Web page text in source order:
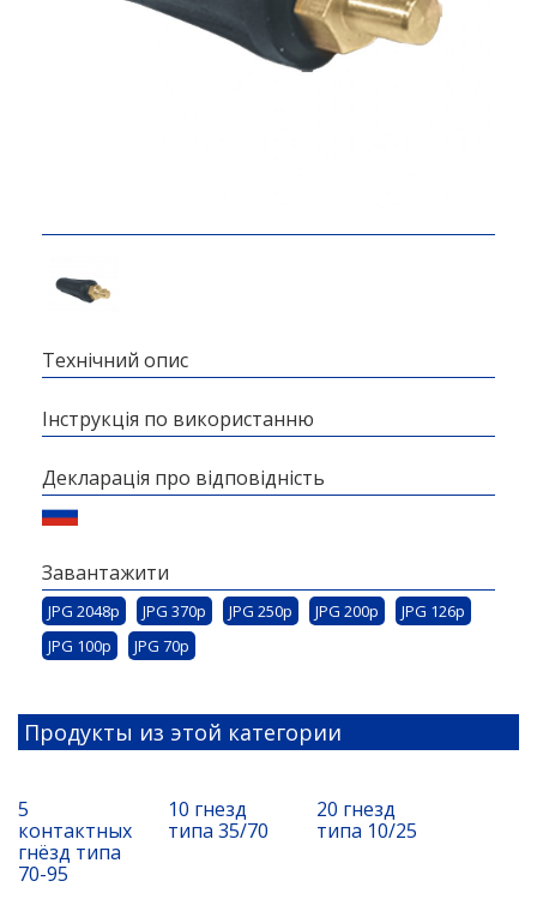
Технічний опис
Інструкція по використанню
Декларація про відповідність
Завантажити
JPG 2048p JPG 370p JPG 250p JPG 200p
JPG 126p
JPG 100p
JPG 70p
Продукты из этой категории
5
контактных
гнёзд типа
70-95
10 гнезд
типа 35/70
20 гнезд
типа 10/25